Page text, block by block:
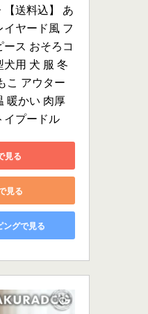
送料込】 あ
ヤード風 フ
ス おそろコ
用 犬 服 冬
こ アウター
暖かい 肉厚
イプードル
見る
見る
グで見る